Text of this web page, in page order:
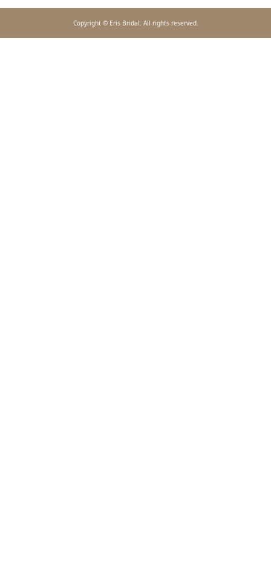
Copyright © Eris Bridal. All rights reserved.